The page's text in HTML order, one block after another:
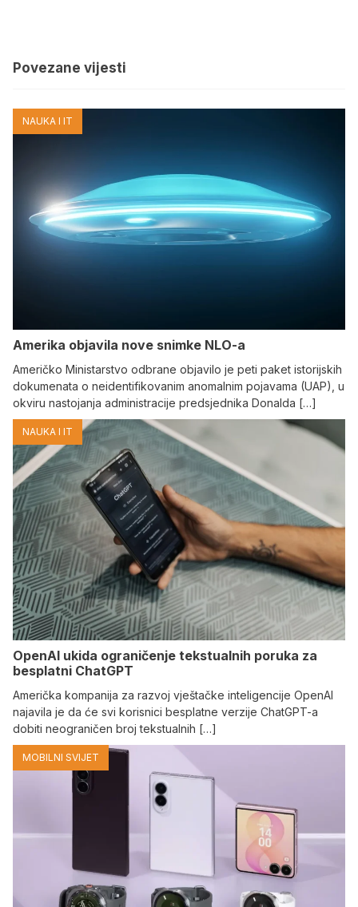
Povezane vijesti
NAUKA I IT
Amerika objavila nove snimke NLO-a
Američko Ministarstvo odbrane objavilo je peti paket istorijskih
dokumenata o neidentifikovanim anomalnim pojavama (UAP), u
okviru nastojanja administracije predsjednika Donalda […]
NAUKA I IT
OpenAI ukida ograničenje tekstualnih poruka za
besplatni ChatGPT
Američka kompanija za razvoj vještačke inteligencije OpenAI
najavila je da će svi korisnici besplatne verzije ChatGPT-a
dobiti neograničen broj tekstualnih […]
MOBILNI SVIJET